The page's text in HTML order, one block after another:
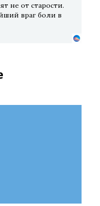
не от старости.
враг боли в